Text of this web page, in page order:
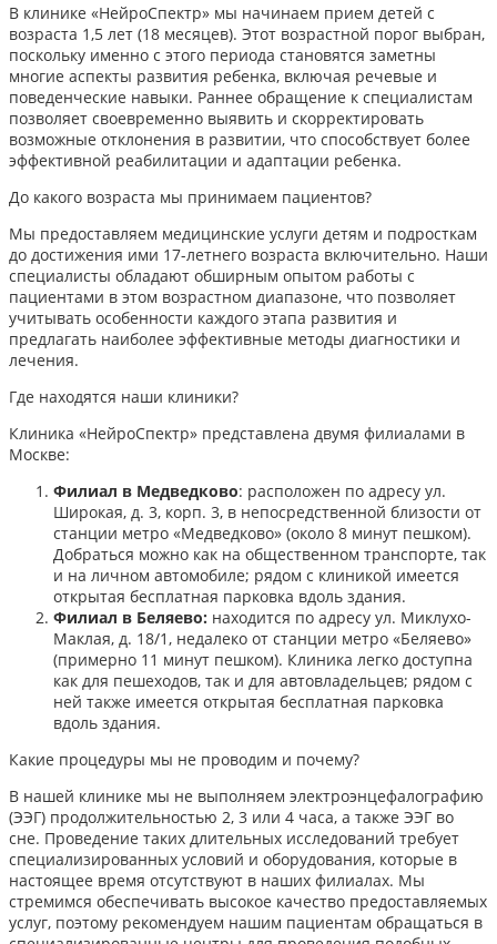
В клинике «НейроСпектр» мы начинаем прием детей с
возраста 1,5 лет (18 месяцев). Этот возрастной порог выбран,
поскольку именно с этого периода становятся заметны
многие аспекты развития ребенка, включая речевые и
поведенческие навыки. Раннее обращение к специалистам
позволяет своевременно выявить и скорректировать
возможные отклонения в развитии, что способствует более
эффективной реабилитации и адаптации ребенка.​
До какого возраста мы принимаем пациентов?
Мы предоставляем медицинские услуги детям и подросткам
до достижения ими 17-летнего возраста включительно. Наши
специалисты обладают обширным опытом работы с
пациентами в этом возрастном диапазоне, что позволяет
учитывать особенности каждого этапа развития и
предлагать наиболее эффективные методы диагностики и
лечения.​
Где находятся наши клиники?
Клиника «НейроСпектр» представлена двумя филиалами в
Москве:​
Филиал в Медведково: расположен по адресу ул.
Широкая, д. 3, корп. 3, в непосредственной близости от
станции метро «Медведково» (около 8 минут пешком).
Добраться можно как на общественном транспорте, так
и на личном автомобиле; рядом с клиникой имеется
открытая бесплатная парковка вдоль здания.
Филиал в Беляево: находится по адресу ул. Миклухо-
Маклая, д. 18/1, недалеко от станции метро «Беляево»
(примерно 11 минут пешком). Клиника легко доступна
как для пешеходов, так и для автовладельцев; рядом с
ней также имеется открытая бесплатная парковка
вдоль здания.
Какие процедуры мы не проводим и почему?
В нашей клинике мы не выполняем электроэнцефалографию
(ЭЭГ) продолжительностью 2, 3 или 4 часа, а также ЭЭГ во
сне. Проведение таких длительных исследований требует
специализированных условий и оборудования, которые в
настоящее время отсутствуют в наших филиалах. Мы
стремимся обеспечивать высокое качество предоставляемых
услуг, поэтому рекомендуем нашим пациентам обращаться в